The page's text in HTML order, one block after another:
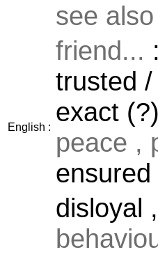
English :
see also
friend...
trusted
exact
peace ,
ensured
disloyal